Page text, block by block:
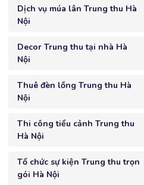
Dịch vụ múa lân Trung thu Hà
Nội
Decor Trung thu tại nhà Hà
Nội
Thuê đèn lồng Trung thu Hà
Nội
Thi công tiểu cảnh Trung thu
Hà Nội
Tổ chức sự kiện Trung thu trọn
gói Hà Nội